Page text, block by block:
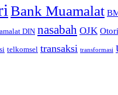
Bank Muamalat
DIN nasabah OJK
telkomsel transaksi transformasi